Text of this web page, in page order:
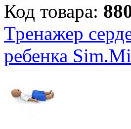
Код товара:
Тренажер
ребенка